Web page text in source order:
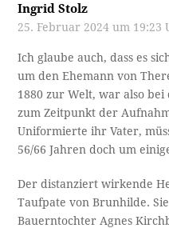
Ingrid Stolz
25. Februar 2024 um 19:23
Ich glaube auch, dass es
um den Ehemann von
1880 zur Welt, war also
zum Zeitpunkt der
Uniformierte ihr Vater,
56/66 Jahren doch um
Der distanziert wirkende
Taufpate von Brunhilde.
Bauerntochter Agnes